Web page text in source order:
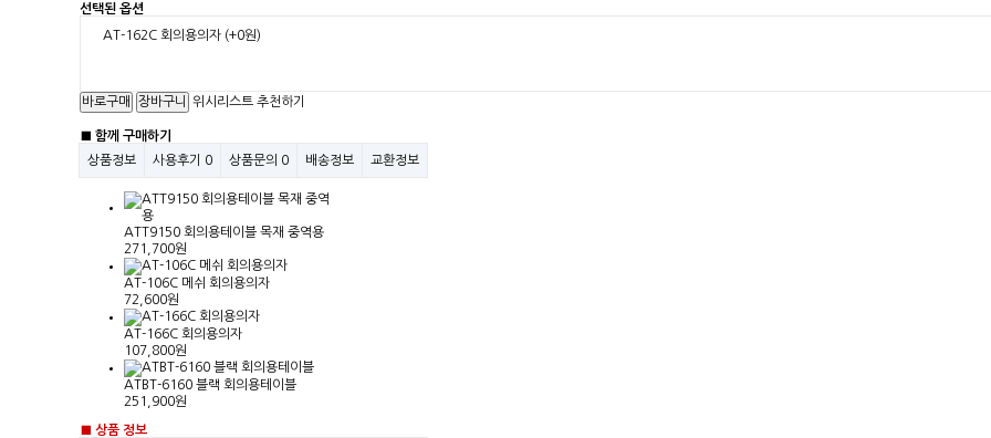
선택된 옵션
AT-162C 회의용의자 (+0원)
위시리스트 추천하기
■ 함께 구매하기
상품정보
사용후기 0 상품문의 0 배송정보 교환정보
ATT9150 회의용테이블 목재 중역용
271,700원
AT-106C 메쉬 회의용의자
72,600원
AT-166C 회의용의자
107,800원
ATBT-6160 블랙 회의용테이블
251,900원
■ 상품 정보